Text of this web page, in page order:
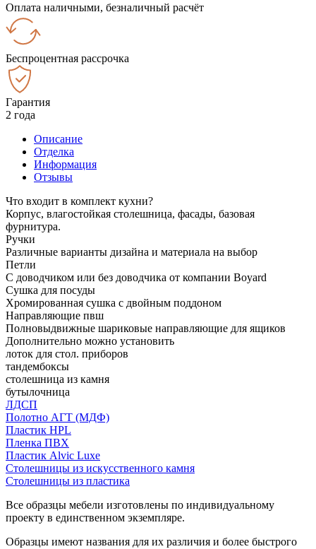
Оплата наличными, безналичный расчёт
Беспроцентная рассрочка
Гарантия
2 года
Описание
Отделка
Информация
Отзывы
Что входит в комплект кухни?
Корпус, влагостойкая столешница, фасады, базовая
фурнитура.
Ручки
Различные варианты дизайна и материала на выбор
Петли
С доводчиком или без доводчика от компании Boyard
Сушка для посуды
Хромированная сушка с двойным поддоном
Направляющие пвш
Полновыдвижные шариковые направляющие для ящиков
Дополнительно можно установить
лоток для стол. приборов
тандембоксы
столешница из камня
бутылочница
ЛДСП
Полотно АГТ (МДФ)
Пластик HPL
Пленка ПВХ
Пластик Alvic Luxe
Столешницы из искусственного камня
Столешницы из пластика
Все образцы мебели изготовлены по индивидуальному
проекту в единственном экземпляре.
Образцы имеют названия для их различия и более быстрого